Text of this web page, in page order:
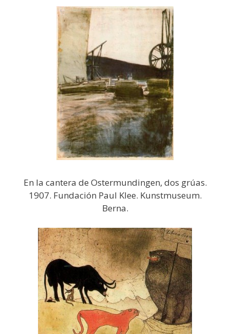
En la cantera de Ostermundingen, dos grúas.
1907. Fundación Paul Klee. Kunstmuseum.
Berna.